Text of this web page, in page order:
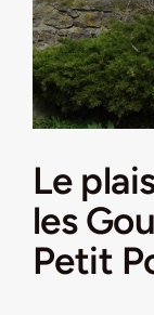
Le
les
Petit